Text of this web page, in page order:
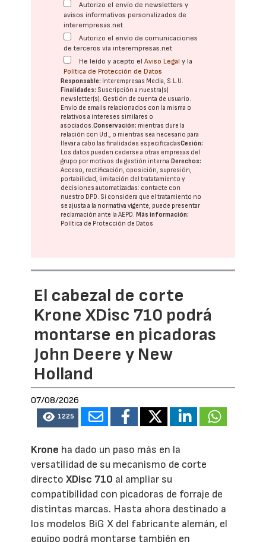
Autorizo el envío de newsletters y
avisos informativos personalizados de
interempresas.net
Autorizo el envío de comunicaciones
de terceros vía interempresas.net
He leído y acepto elAviso Legal y la
Política de Protección de Datos
Responsable: Interempresas Media, S.L.U.
Finalidades: Suscripción a nuestra(s)
newsletter(s). Gestión de cuenta de usuario.
Envío de emails relacionados con la misma o
relativos a intereses similares o
asociados.Conservación: mientras dure la
relación con Ud., o mientras sea necesario para
llevar a cabo las finalidades especificadasCesión:
Los datos pueden cederse a otras empresas del
grupo por motivos de gestión interna. Derechos:
Acceso, rectificación, oposición, supresión,
portabilidad, limitación del tratatamiento y
decisiones automatizadas: contacte con
nuestro DPD. Si considera que el tratamiento no
se ajusta a la normativa vigente, puede presentar
reclamación ante laAEPD. Más información:
Política de Protección de Datos
El cabezal de corte
Krone XDisc 710 podrá
montarse en picadoras
John Deere y New
Holland
07/08/2026
1225
Krone ha dado un paso más en la
versatilidad de su mecanismo de corte
directoXDisc 710 al ampliar su
compatibilidad con picadoras de forraje de
distintas marcas. Hasta ahora destinado a
los modelos BiG X del fabricante alemán, el
equipo podrá montarse también en